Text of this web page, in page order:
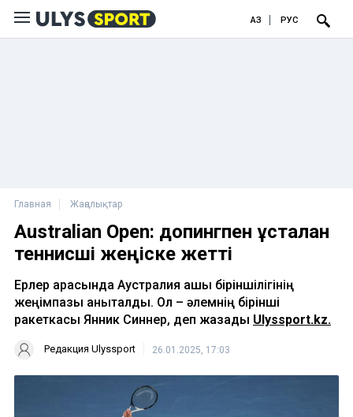
ҚАЗ РУС
Главная Жаңалықтар
Australian Open: допингпен ұсталған
теннисші жеңіске жетті
Ерлер арасында Аустралия ашық біріншілігінің
жеңімпазы анықталды. Ол – әлемнің бірінші
ракеткасы Янник Синнер, деп жазады Ulyssport.kz.
Редакция Ulyssport 26.01.2025, 17:03